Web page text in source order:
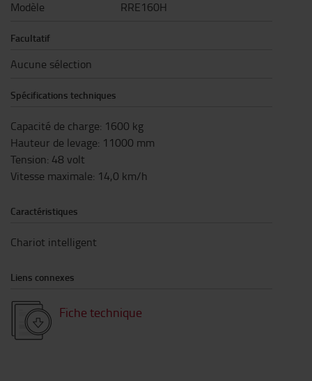
Modèle RRE160H
Facultatif
Aucune sélection
Spécifications techniques
Capacité de charge: 1600 kg
Hauteur de levage: 11000 mm
Tension: 48 volt
Vitesse maximale: 14,0 km/h
Caractéristiques
Chariot intelligent
Liens connexes
Fiche technique